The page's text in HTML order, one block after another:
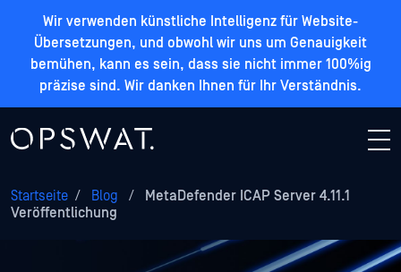
Wir verwenden künstliche Intelligenz für Website-
Übersetzungen, und obwohl wir uns um Genauigkeit
bemühen, kann es sein, dass sie nicht immer 100%ig
präzise sind. Wir danken Ihnen für Ihr Verständnis.
Startseite / Blog /
MetaDefender ICAP Server 4.11.1
Veröffentlichung